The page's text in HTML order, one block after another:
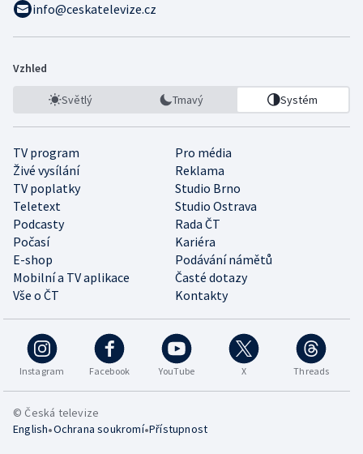
info@ceskatelevize.cz
Vzhled
Světlý Tmavý Systém
TV program
Pro média
Živé vysílání
Reklama
TV poplatky
Studio Brno
Teletext
Studio Ostrava
Podcasty
Rada ČT
Počasí
Kariéra
E-shop
Podávání námětů
Mobilní a TV aplikace
Časté dotazy
Vše o ČT
Kontakty
Instagram Facebook YouTube X Threads
© Česká televize
English•Ochrana soukromí•Přístupnost